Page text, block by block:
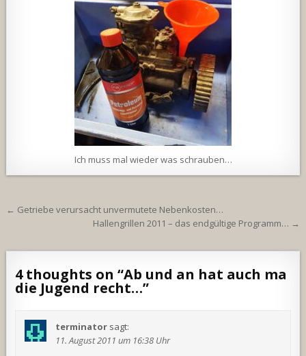
Ich muss mal wieder was schrauben…
Beitragsnavigation
← Getriebe verursacht unvermutete Nebenkosten…
Hallengrillen 2011 – das endgültige Programm… →
4 thoughts on “Ab und an hat auch ma
die Jugend recht…”
terminator sagt:
11. August 2011 um 16:38 Uhr